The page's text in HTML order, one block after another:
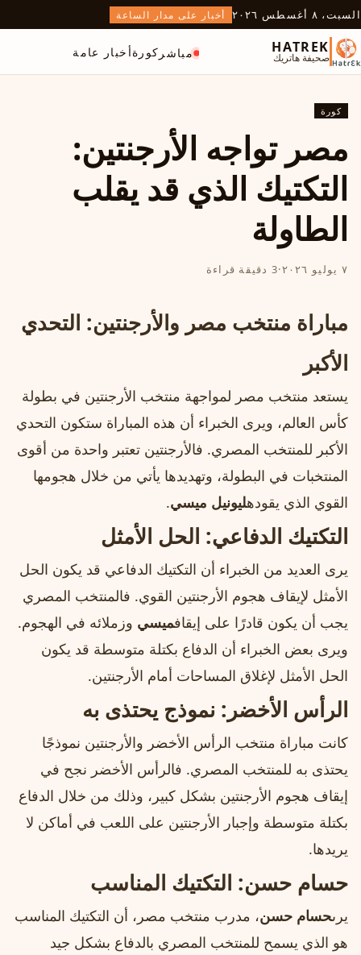
السبت، ٨ أغسطس ٢٠٢٦ أخبار على مدار الساعة
HATREK
صحيفة هاتريك مباشر كورةأخبار عامة
كورة
مصر تواجه الأرجنتين:
التكتيك الذي قد يقلب
الطاولة
٧ يوليو ٢٠٢٦ ·3 دقيقة قراءة
مباراة منتخب مصر والأرجنتين: التحدي
الأكبر
يستعد منتخب مصر لمواجهة منتخب الأرجنتين في بطولة
كأس العالم، ويرى الخبراء أن هذه المباراة ستكون التحدي
الأكبر للمنتخب المصري. فالأرجنتين تعتبر واحدة من أقوى
المنتخبات في البطولة، وتهديدها يأتي من خلال هجومها
القوي الذي يقودهليونيل ميسي.
التكتيك الدفاعي: الحل الأمثل
يرى العديد من الخبراء أن التكتيك الدفاعي قد يكون الحل
الأمثل لإيقاف هجوم الأرجنتين القوي. فالمنتخب المصري
يجب أن يكون قادرًا على إيقافميسي وزملائه في الهجوم.
ويرى بعض الخبراء أن الدفاع بكتلة متوسطة قد يكون
الحل الأمثل لإغلاق المساحات أمام الأرجنتين.
الرأس الأخضر: نموذج يحتذى به
كانت مباراة منتخب الرأس الأخضر والأرجنتين نموذجًا
يحتذى به للمنتخب المصري. فالرأس الأخضر نجح في
إيقاف هجوم الأرجنتين بشكل كبير، وذلك من خلال الدفاع
بكتلة متوسطة وإجبار الأرجنتين على اللعب في أماكن لا
يريدها.
حسام حسن: التكتيك المناسب
يرىحسام حسن، مدرب منتخب مصر، أن التكتيك المناسب
هو الذي يسمح للمنتخب المصري بالدفاع بشكل جيد